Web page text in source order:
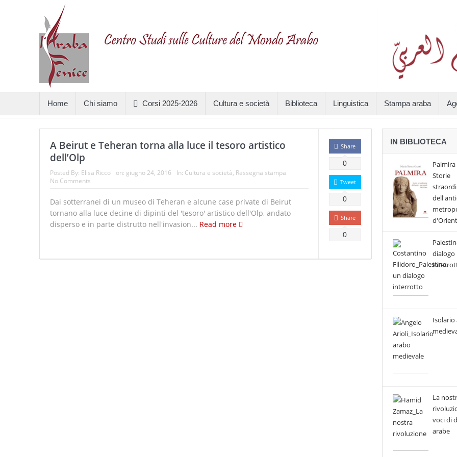
Home Chi siamo Corsi 2025-2026 Cultura e società Biblioteca Linguistica Stampa araba
A Beirut e Teheran torna alla luce il tesoro artistico
dell’Olp
Posted By: Elisa Ricco on: giugno 24, 2016 In: Cultura e società, Rassegna stampa
No Comments
Dai sotterranei di un museo di Teheran e alcune case private di Beirut
tornano alla luce decine di dipinti del 'tesoro' artistico dell'Olp, andato
disperso e in parte distrutto nell'invasion... Read more
Share
0
Tweet
0
Share
0
IN BIBLIOTECA
Palmira
Storie
dialogo
Isolario
La
voci di
arabe